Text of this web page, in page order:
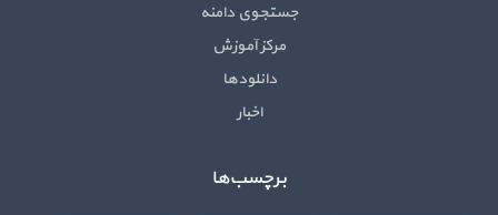
جستجوی دامنه
مرکز آموزش
دانلودها
اخبار
برچسب‌ها